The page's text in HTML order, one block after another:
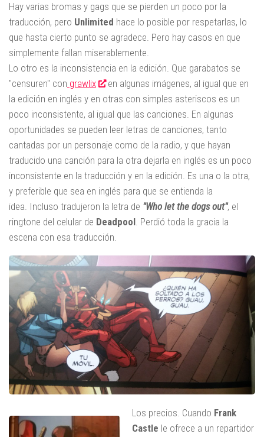
Hay varias bromas y gags que se pierden un poco por la
traducción, pero Unlimited hace lo posible por respetarlas, lo
que hasta cierto punto se agradece. Pero hay casos en que
simplemente fallan miserablemente.
Lo otro es la inconsistencia en la edición. Que garabatos se
"censuren" con grawlix
en algunas imágenes, al igual que en
la edición en inglés y en otras con simples asteriscos es un
poco inconsistente, al igual que las canciones. En algunas
oportunidades se pueden leer letras de canciones, tanto
cantadas por un personaje como de la radio, y que hayan
traducido una canción para la otra dejarla en inglés es un poco
inconsistente en la traducción y en la edición. Es una o la otra,
y preferible que sea en inglés para que se entienda la
idea. Incluso tradujeron la letra de "Who let the dogs out", el
ringtone del celular de Deadpool. Perdió toda la gracia la
escena con esa traducción.
Los precios. Cuando Frank
Castle le ofrece a un repartidor